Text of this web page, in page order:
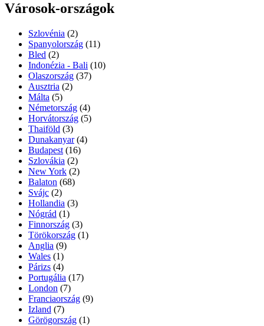
Városok-országok
Szlovénia (2)
Spanyolország (11)
Bled (2)
Indonézia - Bali (10)
Olaszország (37)
Ausztria (2)
Málta (5)
Németország (4)
Horvátország (5)
Thaiföld (3)
Dunakanyar (4)
Budapest (16)
Szlovákia (2)
New York (2)
Balaton (68)
Svájc (2)
Hollandia (3)
Nógrád (1)
Finnország (3)
Törökország (1)
Anglia (9)
Wales (1)
Párizs (4)
Portugália (17)
London (7)
Franciaország (9)
Izland (7)
Görögország (1)